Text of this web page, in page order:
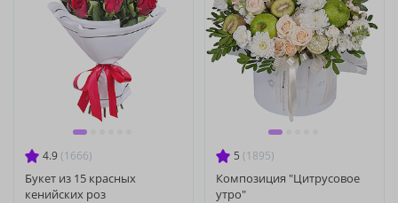
4.9 (1666)
Букет из 15 красных
кенийских роз
5 (1895)
Композиция "Цитрусовое
утро"